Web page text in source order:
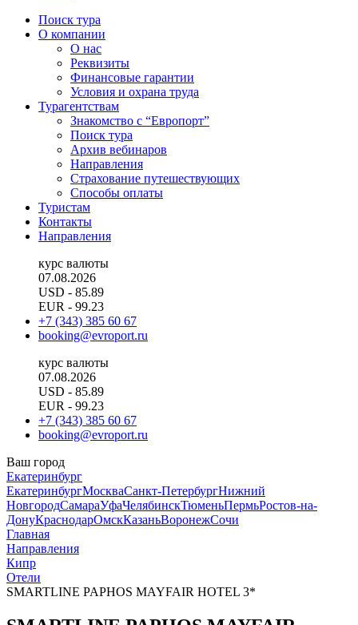
Поиск тура
О компании
О нас
Реквизиты
Финансовые гарантии
Условия и охрана труда
Турагентствам
Знакомство с “Европорт”
Поиск тура
Архив вебинаров
Направления
Страхование путешествующих
Способы оплаты
Туристам
Контакты
Направления
курс валюты
07.08.2026
USD - 85.89
EUR - 99.23
+7 (343) 385 60 67
booking@evroport.ru
курс валюты
07.08.2026
USD - 85.89
EUR - 99.23
+7 (343) 385 60 67
booking@evroport.ru
Ваш город
Екатеринбург
ЕкатеринбургМоскваСанкт-ПетербургНижний
НовгородСамараУфаЧелябинскТюменьПермьРостов-на-
ДонуКраснодарОмскКазаньВоронежСочи
Главная
Направления
Кипр
Отели
SMARTLINE PAPHOS MAYFAIR HOTEL 3*